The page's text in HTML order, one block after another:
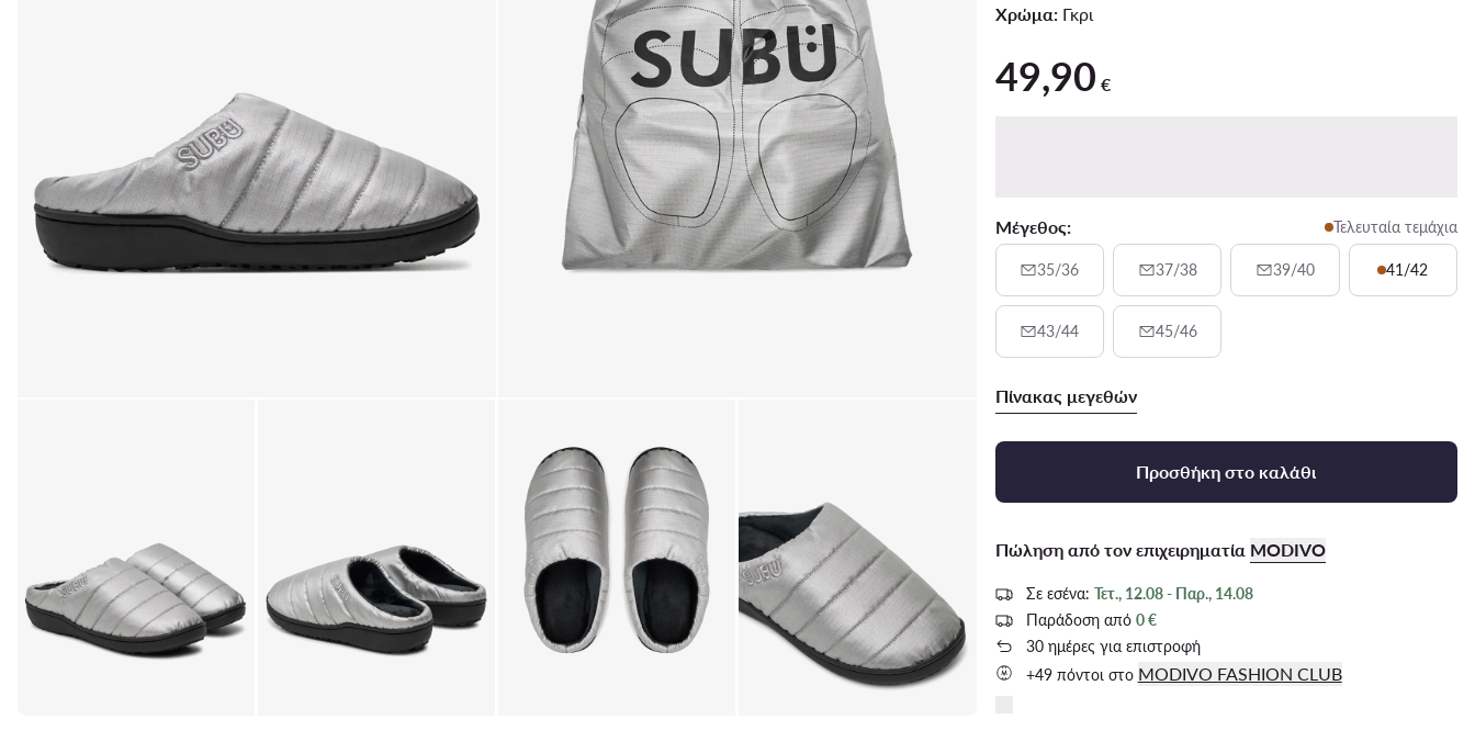
Χρώμα:Γκρι
49,90 €
49,90 €
Μέγεθος: Τελευταία τεμάχια
35/36 37/38 39/40 41/42
43/44 45/46
Πίνακας μεγεθών
Προσθήκη στο καλάθι
Πώληση από τον επιχειρηματία MODIVO
Σε εσένα: Τετ., 12.08 - Παρ., 14.08
Παράδοση από 0 €
30 ημέρες για επιστροφή
+49 πόντοι στο MODIVO FASHION CLUB